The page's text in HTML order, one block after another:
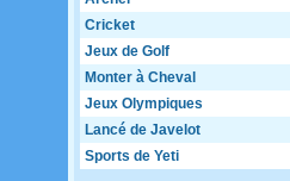
Cricket
Jeux de Golf
Monter à Cheval
Jeux Olympiques
Lancé de Javelot
Sports de Yeti